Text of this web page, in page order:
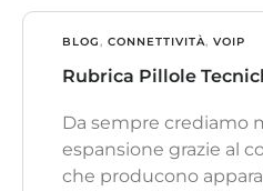
BLOG, CONNETTIVITÀ, VOIP
Rubrica Pillole
Da sempre crediamo
espansione grazie al
che producono